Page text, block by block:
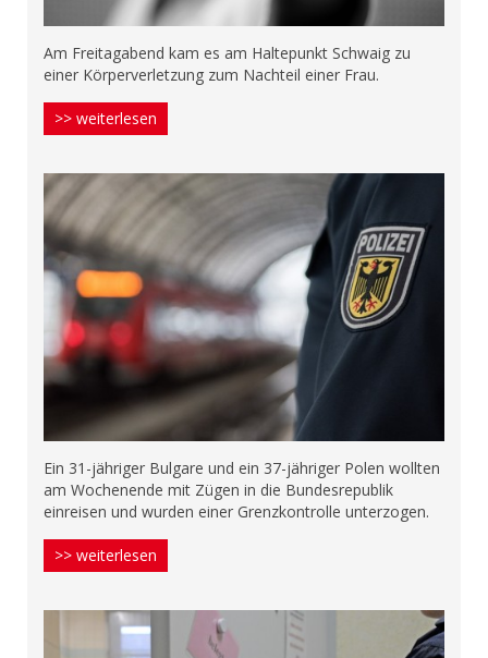
Am Freitagabend kam es am Haltepunkt Schwaig zu
einer Körperverletzung zum Nachteil einer Frau.
>> weiterlesen
Ein 31-jähriger Bulgare und ein 37-jähriger Polen wollten
am Wochenende mit Zügen in die Bundesrepublik
einreisen und wurden einer Grenzkontrolle unterzogen.
>> weiterlesen